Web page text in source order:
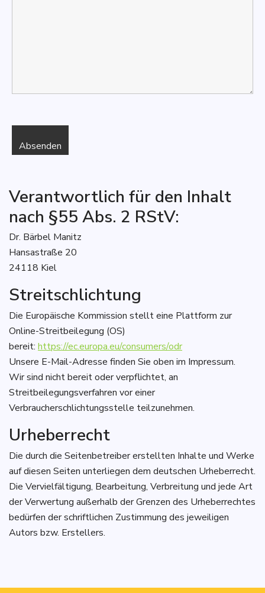
Verantwortlich für den Inhalt
nach §55 Abs. 2 RStV:
Dr. Bärbel Manitz
Hansastraße 20
24118 Kiel
Streitschlichtung
Die Europäische Kommission stellt eine Plattform zur
Online-Streitbeilegung (OS)
bereit: https://ec.europa.eu/consumers/odr
Unsere E-Mail-Adresse finden Sie oben im Impressum.
Wir sind nicht bereit oder verpflichtet, an
Streitbeilegungsverfahren vor einer
Verbraucherschlichtungsstelle teilzunehmen.
Urheberrecht
Die durch die Seitenbetreiber erstellten Inhalte und Werke
auf diesen Seiten unterliegen dem deutschen Urheberrecht.
Die Vervielfältigung, Bearbeitung, Verbreitung und jede Art
der Verwertung außerhalb der Grenzen des Urheberrechtes
bedürfen der schriftlichen Zustimmung des jeweiligen
Autors bzw. Erstellers.